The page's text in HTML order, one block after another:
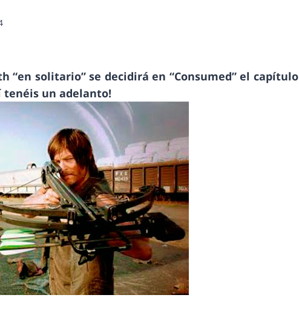
“en solitario” se decidirá en “Consumed” el capítulo
tenéis un adelanto!